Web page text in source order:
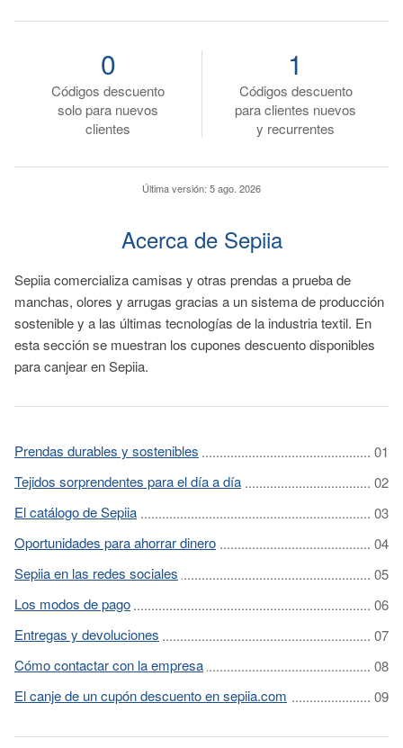
Códigos descuento
solo para nuevos
clientes
0
Códigos descuento
para clientes nuevos
y recurrentes
1
Última versión: 5 ago. 2026
Acerca de Sepiia
Sepiia comercializa camisas y otras prendas a prueba de
manchas, olores y arrugas gracias a un sistema de producción
sostenible y a las últimas tecnologías de la industria textil. En
esta sección se muestran los cupones descuento disponibles
para canjear en Sepiia.
Prendas durables y sostenibles
Tejidos sorprendentes para el día a día
El catálogo de Sepiia
Oportunidades para ahorrar dinero
Sepiia en las redes sociales
Los modos de pago
Entregas y devoluciones
Cómo contactar con la empresa
El canje de un cupón descuento en sepiia.com